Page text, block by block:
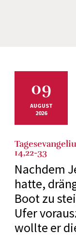
09
AUGUST
2026
14,22-33
Nachdem
hatte,
Boot zu
Ufer
wollte er